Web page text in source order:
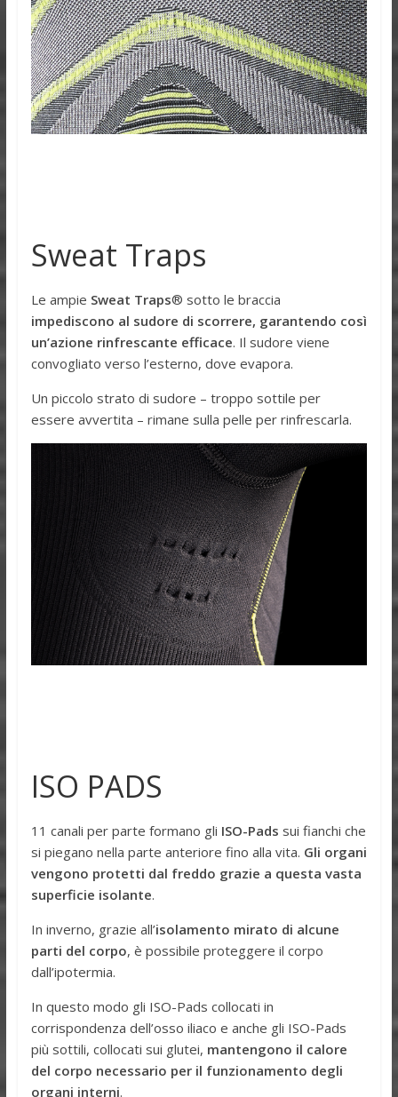
Sweat Traps
Le ampie Sweat Traps® sotto le braccia
impediscono al sudore di scorrere, garantendo così
un’azione rinfrescante efficace. Il sudore viene
convogliato verso l’esterno, dove evapora.
Un piccolo strato di sudore – troppo sottile per
essere avvertita – rimane sulla pelle per rinfrescarla.
ISO PADS
11 canali per parte formano gli ISO-Pads sui fianchi che
si piegano nella parte anteriore fino alla vita. Gli organi
vengono protetti dal freddo grazie a questa vasta
superficie isolante.
In inverno, grazie all’isolamento mirato di alcune
parti del corpo, è possibile proteggere il corpo
dall’ipotermia.
In questo modo gli ISO-Pads collocati in
corrispondenza dell’osso iliaco e anche gli ISO-Pads
più sottili, collocati sui glutei, mantengono il calore
del corpo necessario per il funzionamento degli
organi interni.